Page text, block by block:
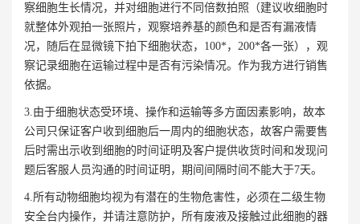
察细胞生长情况，并对细胞进行不同倍数拍照（建议收细胞时
就整体外观拍一张照片，观察培养基的颜色和是否有漏液情
况，随后在显微镜下拍下细胞状态，100*，200*各一张），观
察记录细胞在运输过程中是否有污染情况。作为我方进行销售
依据。
3.由于细胞状态受环境、操作和运输等多方面因素影响，故本
公司只保证客户收到细胞后一周内的细胞状态，故客户需要售
后时需出示收到细胞的时间证明及客户提供收货时间和发现问
题后客服人员沟通的时间证明，期间间隔时间不能大于7天。
4.所有动物细胞均视为有潜在的生物危害性，必须在二级生物
安全台内操作，并请注意防护，所有废液及接触过此细胞的器